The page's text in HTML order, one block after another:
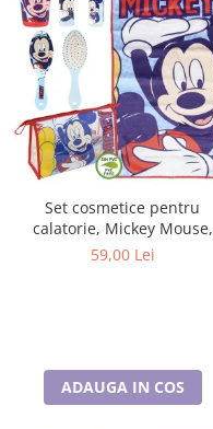
Set cosmetice pentru
calatorie, Mickey Mouse,
Disney
59,00 Lei
ADAUGA IN COS